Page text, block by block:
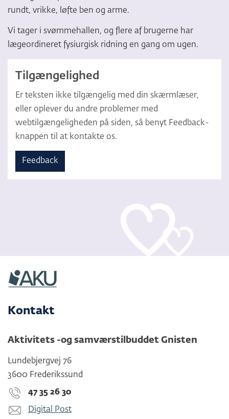
rundt, vrikke, løfte ben og arme.
Vi tager i svømmehallen, og flere af brugerne har
lægeordineret fysiurgisk ridning en gang om ugen.
Tilgængelighed
Er teksten ikke tilgængelig med din skærmlæser,
eller oplever du andre problemer med
webtilgængeligheden på siden, så benyt Feedback-
knappen til at kontakte os.
Feedback
Kontakt
Aktivitets -og samværstilbuddet Gnisten
Lundebjergvej 76
3600 Frederikssund
47 35 26 30
Digital Post